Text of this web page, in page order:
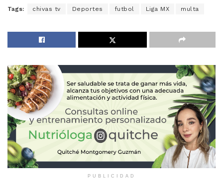
Tags: chivas tv Deportes futbol Liga MX multa
PUBLICIDAD